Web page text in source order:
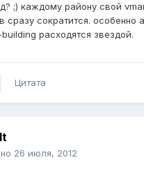
;) каждому району свой
сразу сократится. особенно
расходятся звездой.
Цитата
26 июля, 2012